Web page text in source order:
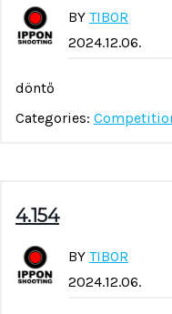
BY TIBOR
2024.12.06.
döntő
Categories:
4.154
BY TIBOR
2024.12.06.